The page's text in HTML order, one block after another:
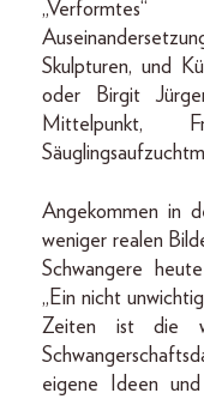
Skulpturen, und
oder Birgit
Mittelpunkt,
Angekommen in
weniger realen
Schwangere
„Ein nicht
Zeiten ist die
eigene Ideen